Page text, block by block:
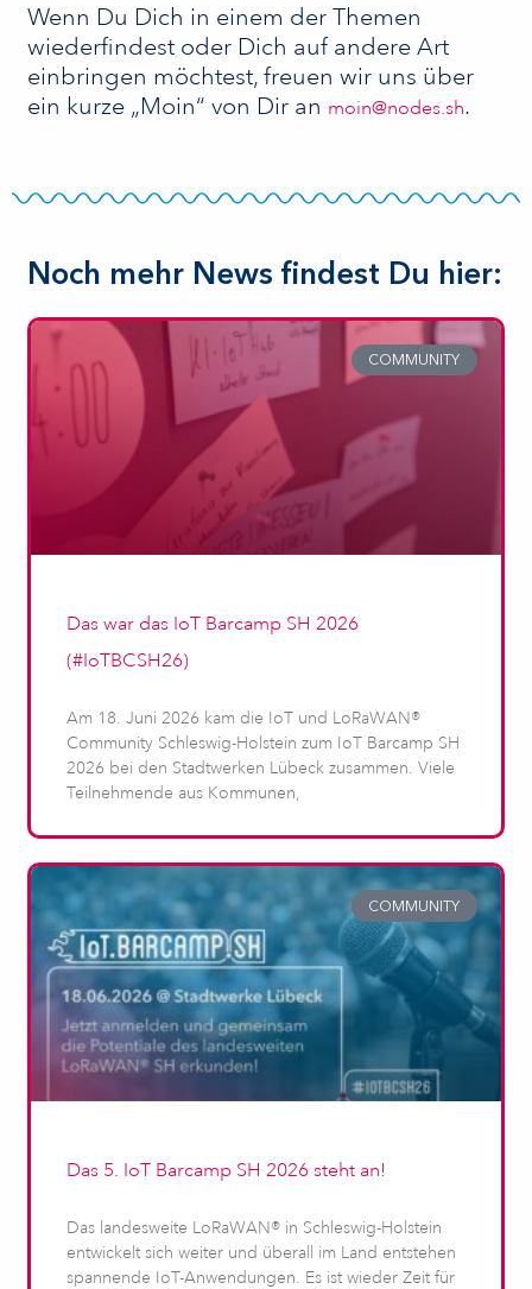
Wenn Du Dich in einem der Themen
wiederfindest oder Dich auf andere Art
einbringen möchtest, freuen wir uns über
ein kurze „Moin“ von Dir an moin@nodes.sh.
Noch mehr News findest Du hier:
COMMUNITY
Das war das IoT Barcamp SH 2026
(#IoTBCSH26)
Am 18. Juni 2026 kam die IoT und LoRaWAN®
Community Schleswig-Holstein zum IoT Barcamp SH
2026 bei den Stadtwerken Lübeck zusammen. Viele
Teilnehmende aus Kommunen,
COMMUNITY
Das 5. IoT Barcamp SH 2026 steht an!
Das landesweite LoRaWAN® in Schleswig-Holstein
entwickelt sich weiter und überall im Land entstehen
spannende IoT-Anwendungen. Es ist wieder Zeit für